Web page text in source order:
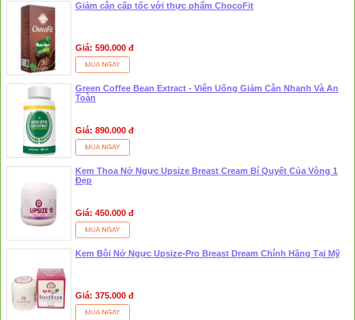
Giảm cân cấp tốc với thực phẩm ChocoFit
Giá: 590.000 đ
Green Coffee Bean Extract - Viên Uống Giảm Cân Nhanh Và An
Toàn
Giá: 890.000 đ
Kem Thoa Nở Ngực Upsize Breast Cream Bí Quyết Của Vòng 1
Đẹp
Giá: 450.000 đ
Kem Bôi Nở Ngực Upsize-Pro Breast Dream Chính Hãng Tại Mỹ
Giá: 375.000 đ